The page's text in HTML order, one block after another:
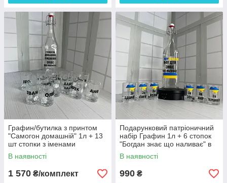
Графин/бутилка з принтом
"Самогон домашній" 1л + 13
шт стопки з іменами
В наявності
1 570 ₴/комплект
Подарунковий патріоничний
набір Графин 1л + 6 стопок
"Богдан знає що наливає" в
коробці
В наявності
990 ₴